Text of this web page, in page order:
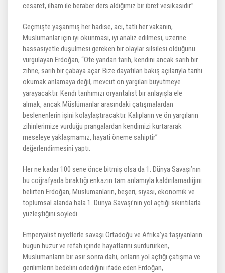
cesaret, ilham ile beraber ders aldığımız bir ibret vesikasıdır.”
Geçmişte yaşanmış her hadise, acı, tatlı her vakanın,
Müslümanlar için iyi okunması, iyi analiz edilmesi, üzerine
hassasiyetle düşülmesi gereken bir olaylar silsilesi olduğunu
vurgulayan Erdoğan, “Öte yandan tarih, kendini ancak sarih bir
zihne, sarih bir çabaya açar. Bize dayatılan bakış açılarıyla tarihi
okumak anlamaya değil, mevcut ön yargıları büyütmeye
yarayacaktır. Kendi tarihimizi oryantalist bir anlayışla ele
almak, ancak Müslümanlar arasındaki çatışmalardan
beslenenlerin işini kolaylaştıracaktır. Kalıpların ve ön yargıların
zihinlerimize vurduğu prangalardan kendimizi kurtararak
meseleye yaklaşmamız, hayati öneme sahiptir”
değerlendirmesini yaptı.
Her ne kadar 100 sene önce bitmiş olsa da 1. Dünya Savaşı’nın
bu coğrafyada bıraktığı enkazın tam anlamıyla kaldırılamadığını
belirten Erdoğan, Müslümanların, beşeri, siyasi, ekonomik ve
toplumsal alanda hala 1. Dünya Savaşı’nın yol açtığı sıkıntılarla
yüzleştiğini söyledi.
Emperyalist niyetlerle savaşı Ortadoğu ve Afrika’ya taşıyanların
bugün huzur ve refah içinde hayatlarını sürdürürken,
Müslümanların bir asır sonra dahi, onların yol açtığı çatışma ve
gerilimlerin bedelini ödediğini ifade eden Erdoğan,